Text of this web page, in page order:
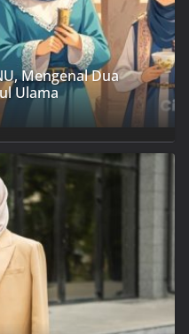
Mengenal Dua
Ulama